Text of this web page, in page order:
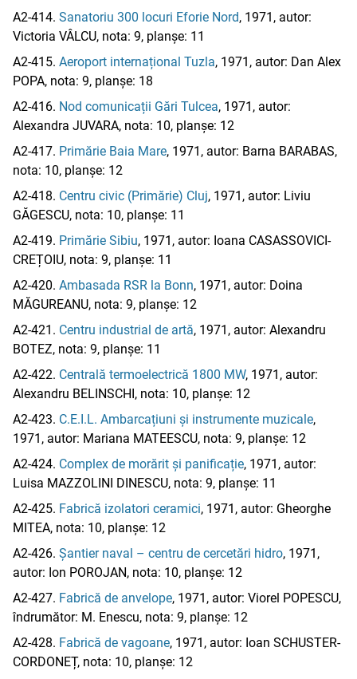
A2-414. Sanatoriu 300 locuri Eforie Nord, 1971, autor:
Victoria VÂLCU, nota: 9, planșe: 11
A2-415. Aeroport internațional Tuzla, 1971, autor: Dan Alex
POPA, nota: 9, planșe: 18
A2-416. Nod comunicații Gări Tulcea, 1971, autor:
Alexandra JUVARA, nota: 10, planșe: 12
A2-417. Primărie Baia Mare, 1971, autor: Barna BARABAS,
nota: 10, planșe: 12
A2-418. Centru civic (Primărie) Cluj, 1971, autor: Liviu
GĂGESCU, nota: 10, planșe: 11
A2-419. Primărie Sibiu, 1971, autor: Ioana CASASSOVICI-
CREȚOIU, nota: 9, planșe: 11
A2-420. Ambasada RSR la Bonn, 1971, autor: Doina
MĂGUREANU, nota: 9, planșe: 12
A2-421. Centru industrial de artă, 1971, autor: Alexandru
BOTEZ, nota: 9, planșe: 11
A2-422. Centrală termoelectrică 1800 MW, 1971, autor:
Alexandru BELINSCHI, nota: 10, planșe: 12
A2-423. C.E.I.L. Ambarcațiuni și instrumente muzicale,
1971, autor: Mariana MATEESCU, nota: 9, planșe: 12
A2-424. Complex de morărit și panificație, 1971, autor:
Luisa MAZZOLINI DINESCU, nota: 9, planșe: 11
A2-425. Fabrică izolatori ceramici, 1971, autor: Gheorghe
MITEA, nota: 10, planșe: 12
A2-426. Șantier naval – centru de cercetări hidro, 1971,
autor: Ion POROJAN, nota: 10, planșe: 12
A2-427. Fabrică de anvelope, 1971, autor: Viorel POPESCU,
îndrumător: M. Enescu, nota: 9, planșe: 12
A2-428. Fabrică de vagoane, 1971, autor: Ioan SCHUSTER-
CORDONEȚ, nota: 10, planșe: 12